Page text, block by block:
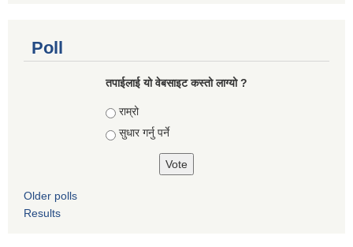
Poll
तपाई‌लाई यो वेबसाइट कस्तो लाग्यो ?
Choices
राम्रो
सुधार गर्नु पर्ने
Older polls
Results